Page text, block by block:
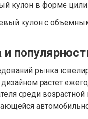
кулон в форме
кулон с
и
рынка
растет
среди